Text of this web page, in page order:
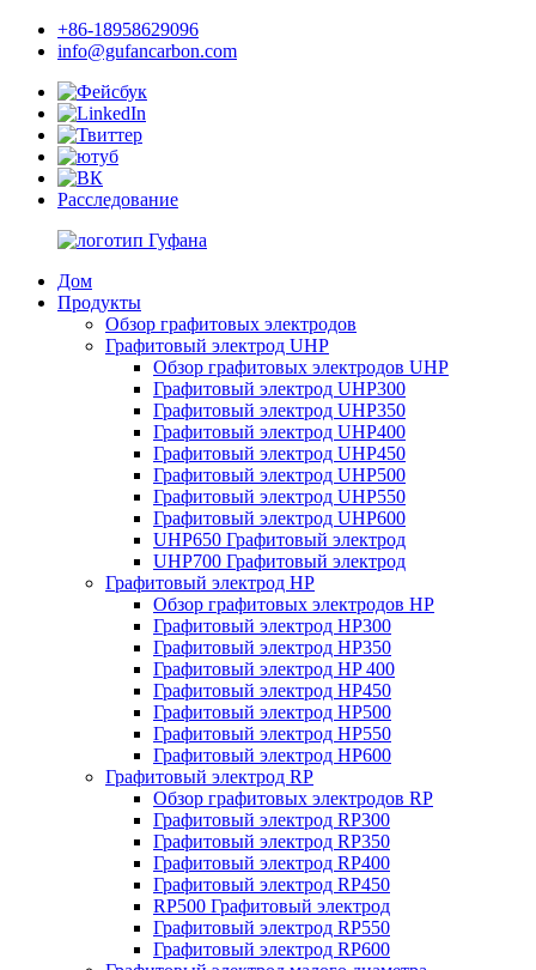
+86-18958629096
info@gufancarbon.com
Расследование
Дом
Продукты
Обзор графитовых электродов
Графитовый электрод UHP
Обзор графитовых электродов UHP
Графитовый электрод UHP300
Графитовый электрод UHP350
Графитовый электрод UHP400
Графитовый электрод UHP450
Графитовый электрод UHP500
Графитовый электрод UHP550
Графитовый электрод UHP600
UHP650 Графитовый электрод
UHP700 Графитовый электрод
Графитовый электрод HP
Обзор графитовых электродов HP
Графитовый электрод HP300
Графитовый электрод HP350
Графитовый электрод HP 400
Графитовый электрод HP450
Графитовый электрод HP500
Графитовый электрод HP550
Графитовый электрод HP600
Графитовый электрод RP
Обзор графитовых электродов RP
Графитовый электрод RP300
Графитовый электрод RP350
Графитовый электрод RP400
Графитовый электрод RP450
RP500 Графитовый электрод
Графитовый электрод RP550
Графитовый электрод RP600